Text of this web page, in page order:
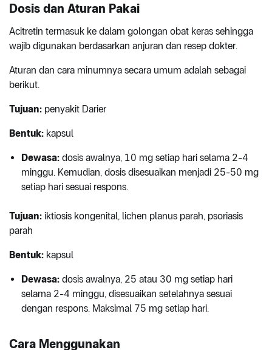
Dosis dan Aturan Pakai
Acitretin termasuk ke dalam golongan obat keras sehingga
wajib digunakan berdasarkan anjuran dan resep dokter.
Aturan dan cara minumnya secara umum adalah sebagai
berikut.
Tujuan: penyakit Darier
Bentuk: kapsul
Dewasa: dosis awalnya, 10 mg setiap hari selama 2-4
minggu. Kemudian, dosis disesuaikan menjadi 25-50 mg
setiap hari sesuai respons.
Tujuan: iktiosis kongenital, lichen planus parah, psoriasis
parah
Bentuk: kapsul
Dewasa: dosis awalnya, 25 atau 30 mg setiap hari
selama 2-4 minggu, disesuaikan setelahnya sesuai
dengan respons. Maksimal 75 mg setiap hari.
Cara Menggunakan